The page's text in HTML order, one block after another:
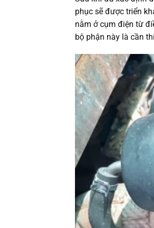
phục sẽ được triển
nằm ở cụm điện từ
bộ phận này là cần